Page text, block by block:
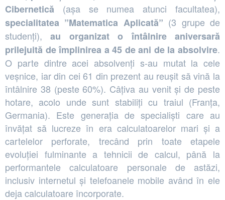
Cibernetică (așa se numea atunci facultatea),
specialitatea ”Matematica Aplicată” (3 grupe de
studenți),au organizat o întâlnire aniversară
prilejuită de împlinirea a 45 de ani de la absolvire.
O parte dintre acei absolvenți s-au mutat la cele
veșnice, iar din cei 61 din prezent au reușit să vină la
întâlnire 38 (peste 60%). Câțiva au venit și de peste
hotare, acolo unde sunt stabiliți cu traiul (Franța,
Germania). Este generația de specialiști care au
învățat să lucreze în era calculatoarelor mari și a
cartelelor perforate, trecând prin toate etapele
evoluției fulminante a tehnicii de calcul, până la
performantele calculatoare personale de astăzi,
inclusiv internetul și telefoanele mobile având în ele
deja calculatoare încorporate.